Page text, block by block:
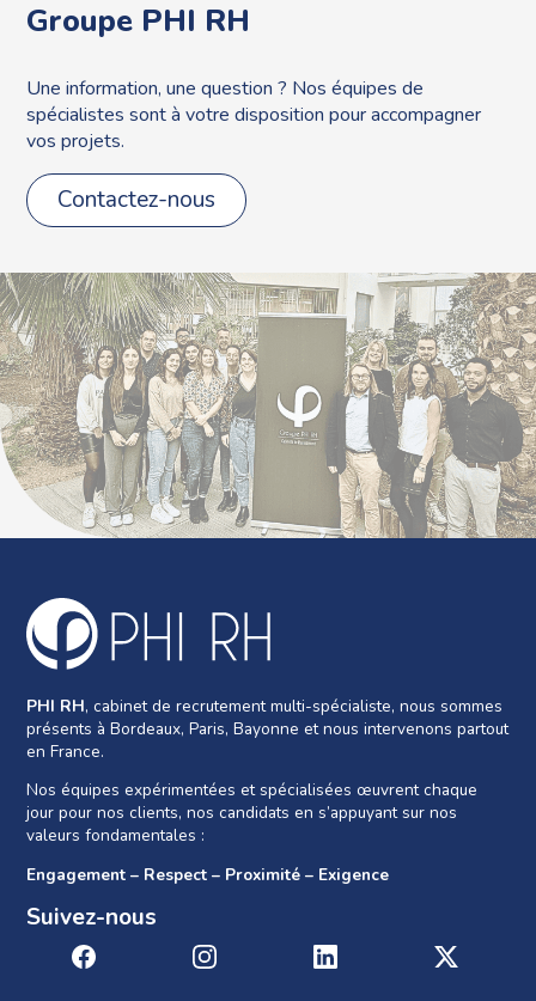
Groupe PHI RH
Une information, une question ? Nos équipes de
spécialistes sont à votre disposition pour accompagner
vos projets.
Contactez-nous
PHI RH, cabinet de recrutement multi-spécialiste, nous sommes
présents à Bordeaux, Paris, Bayonne et nous intervenons partout
en France.
Nos équipes expérimentées et spécialisées œuvrent chaque
jour pour nos clients, nos candidats en s’appuyant sur nos
valeurs fondamentales :
Engagement – Respect – Proximité – Exigence
Suivez-nous